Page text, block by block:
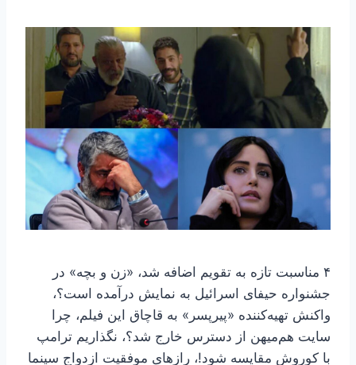
۴ مناسبت تازه به تقویم اضافه شد، «زن و بچه» در
جشنواره حیفای اسرائیل به نمایش درآمده است؟،
واکنش تهیه‌کننده «پیرپسر» به قاچاق این فیلم، چرا
سایت هم‌میهن از دسترس خارج شد؟، نگذاریم ترامپ
با کوروش مقایسه شود!، رازهای موفقیت ازدواج سینما